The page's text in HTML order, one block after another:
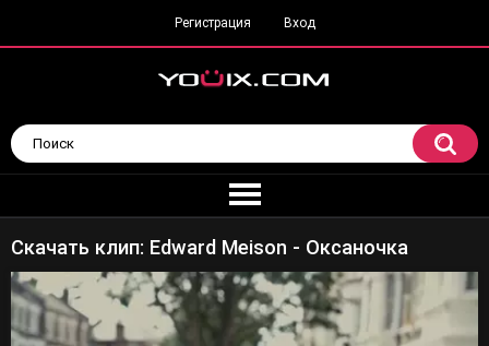
Регистрация Вход
Скачать клип: Edward Meison - Оксаночка